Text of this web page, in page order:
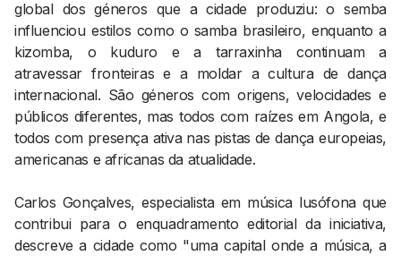
global dos géneros que a cidade produziu: o semba
influenciou estilos como o samba brasileiro, enquanto a
kizomba, o kuduro e a tarraxinha continuam a
atravessar fronteiras e a moldar a cultura de dança
internacional. São géneros com origens, velocidades e
públicos diferentes, mas todos com raízes em Angola, e
todos com presença ativa nas pistas de dança europeias,
americanas e africanas da atualidade.
Carlos Gonçalves, especialista em música lusófona que
contribui para o enquadramento editorial da iniciativa,
descreve a cidade como "uma capital onde a música, a